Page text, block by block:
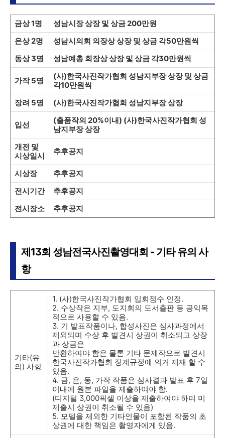
금상 1명
성남시장 상장 및 상금 200만원
은상 2명
성남시의회 의장상 상장 및 상금 각50만원씩
동상 3명
성남예총 회장상 상장 및 상금 각30만원씩
가작 5명
(사)한국사진작가협회 성남지부장 상장 및 상금
각10만원씩
장려 5명
(사)한국사진작가협회 성남지부장 상장
입선
(출품작의 20%이내) (사)한국사진작가협회 성
남지부장 상장
개전 및
시상일시
추후공지
시상장
추후공지
전시기간
추후공지
전시장소
추후공지
제13회 성남전국사진촬영대회 - 기타 유의 사
항
기타(유
의) 사항
1. (사)한국사진작가협회 입회점수 인정.
2. 수상작은 지부, 도지회의 도서출판 등 공익목
적으로 사용할 수 있음.
3. 기 발표작품이나, 합성사진은 심사과정에서
제외되며 수상 후 발견시 상권이 취소되고 상장
과 상금은
반환하여야 함은 물론 기타 문제작으로 발견시
한국사진작가협회 징계규정에 의거 제재 할 수
있음.
4. 금, 은, 동, 가작 작품은 심사결과 발표 후 7일
이내에 원본 파일을 제출하여야 함.
(디지털 3,000픽셀 이상을 제출하여야 하며 미
제출시 상권이 취소될 수 있음)
5. 모델을 제외한 기타인물이 포함된 작품의 초
상권에 대한 책임은 촬영자에게 있음.